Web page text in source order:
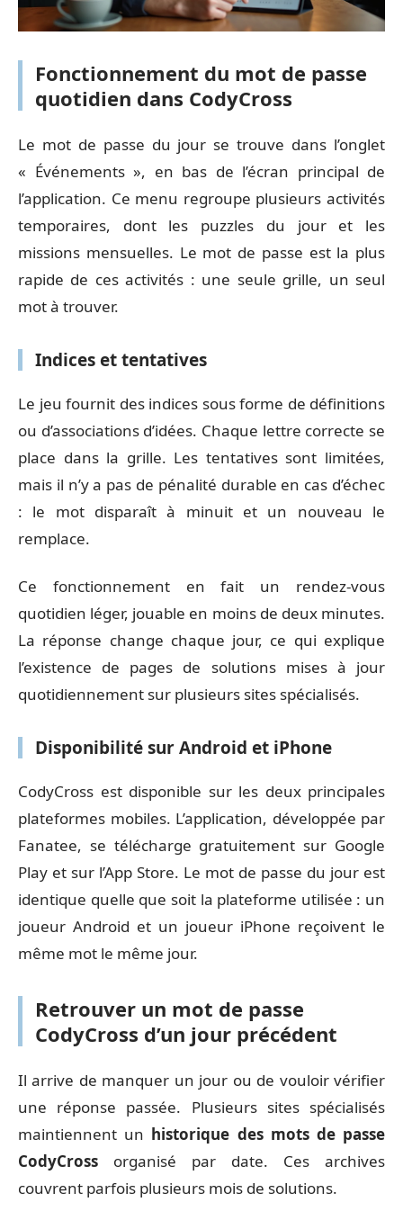
Fonctionnement du mot de passe
quotidien dans CodyCross
Le mot de passe du jour se trouve dans l’onglet
« Événements », en bas de l’écran principal de
l’application. Ce menu regroupe plusieurs activités
temporaires, dont les puzzles du jour et les
missions mensuelles. Le mot de passe est la plus
rapide de ces activités : une seule grille, un seul
mot à trouver.
Indices et tentatives
Le jeu fournit des indices sous forme de définitions
ou d’associations d’idées. Chaque lettre correcte se
place dans la grille. Les tentatives sont limitées,
mais il n’y a pas de pénalité durable en cas d’échec
: le mot disparaît à minuit et un nouveau le
remplace.
Ce fonctionnement en fait un rendez-vous
quotidien léger, jouable en moins de deux minutes.
La réponse change chaque jour, ce qui explique
l’existence de pages de solutions mises à jour
quotidiennement sur plusieurs sites spécialisés.
Disponibilité sur Android et iPhone
CodyCross est disponible sur les deux principales
plateformes mobiles. L’application, développée par
Fanatee, se télécharge gratuitement sur Google
Play et sur l’App Store. Le mot de passe du jour est
identique quelle que soit la plateforme utilisée : un
joueur Android et un joueur iPhone reçoivent le
même mot le même jour.
Retrouver un mot de passe
CodyCross d’un jour précédent
Il arrive de manquer un jour ou de vouloir vérifier
une réponse passée. Plusieurs sites spécialisés
maintiennent un historique des mots de passe
CodyCross organisé par date. Ces archives
couvrent parfois plusieurs mois de solutions.